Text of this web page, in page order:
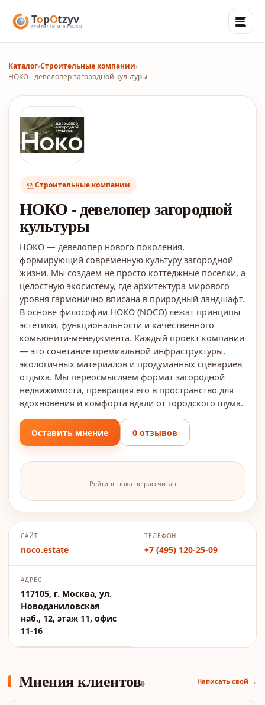
Каталог›Строительные компании›
НОКО - девелопер загородной культуры
Строительные компании
НОКО - девелопер загородной
культуры
НОКО — девелопер нового поколения,
формирующий современную культуру загородной
жизни. Мы создаем не просто коттеджные поселки, а
целостную экосистему, где архитектура мирового
уровня гармонично вписана в природный ландшафт.
В основе философии НОКО (NOCO) лежат принципы
эстетики, функциональности и качественного
комьюнити-менеджмента. Каждый проект компании
— это сочетание премиальной инфраструктуры,
экологичных материалов и продуманных сценариев
отдыха. Мы переосмысляем формат загородной
недвижимости, превращая его в пространство для
вдохновения и комфорта вдали от городского шума.
Оставить мнение 0 отзывов
Рейтинг пока не рассчитан
САЙТ
noco.estate
ТЕЛЕФОН
+7 (495) 120-25-09
АДРЕС
117105, г. Москва, ул.
Новоданиловская
наб., 12, этаж 11, офис
11-16
Мнения клиентов0 Написать свой →